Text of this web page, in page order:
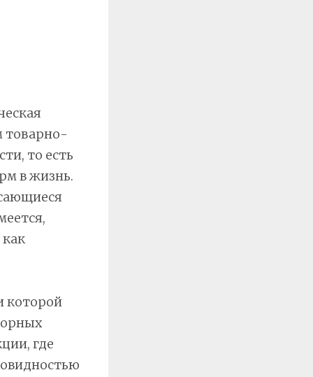
товарно-
то есть
в жизнь.
которой
где